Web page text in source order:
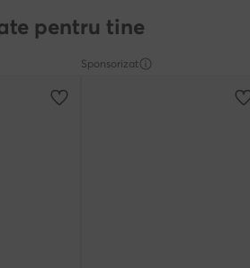
pentru tine
Sponsorizat